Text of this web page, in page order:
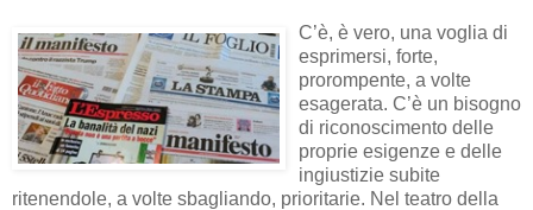
C’è, è vero, una voglia di
esprimersi, forte,
prorompente, a volte
esagerata. C’è un bisogno
di riconoscimento delle
proprie esigenze e delle
ingiustizie subite
ritenendole, a volte sbagliando, prioritarie. Nel teatro della